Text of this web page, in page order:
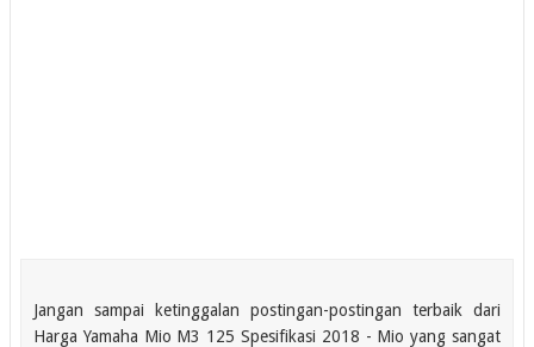
Jangan sampai ketinggalan postingan-postingan terbaik dari
Harga Yamaha Mio M3 125 Spesifikasi 2018 - Mio yang sangat